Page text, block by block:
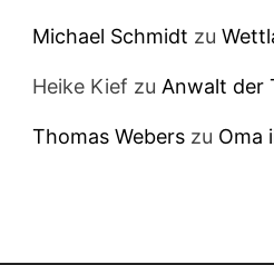
Michael Schmidt zu
Heike Kief zuAnwalt der
Thomas Webers zu Oma